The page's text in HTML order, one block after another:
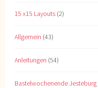
15 x15 Layouts (2)
Allgemein (43)
Anleitungen (54)
Bastelwochenende Jesteburg